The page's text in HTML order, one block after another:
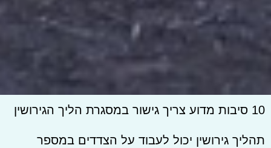
10 סיבות מדוע צריך גישור במסגרת הליך הגירושין
תהליך גירושין יכול לעבוד על הצדדים במספר